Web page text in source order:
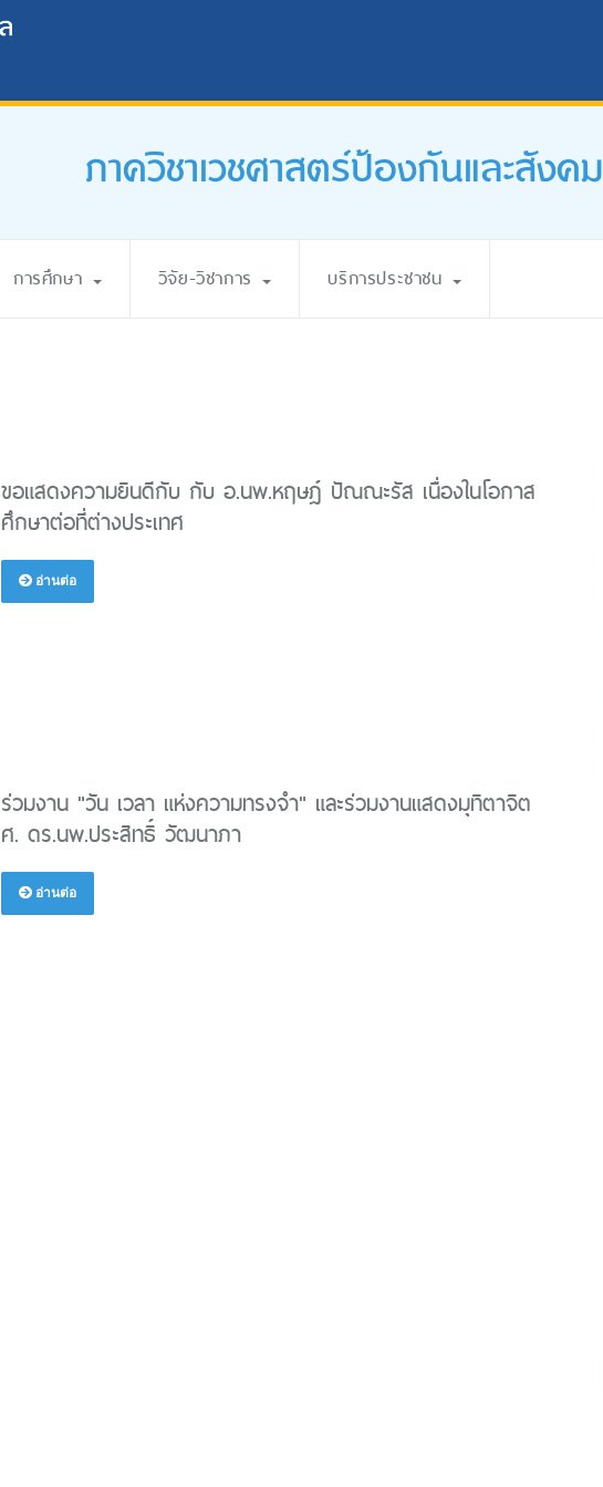
ภาควิชาเวชศาสตร์ป้องกันและสังคม
การศึกษา วิจัย-วิชาการ บริการประชาชน
ขอแสดงความยินดีกับ กับ อ.นพ.หฤษฎ์ ปัณณะรัส เนื่องในโอกาส
ศึกษาต่อที่ต่างประเทศ
อ่านต่อ
ร่วมงาน "วัน เวลา แห่งความทรงจำ" และร่วมงานแสดงมุทิตาจิต
ศ. ดร.นพ.ประสิทธิ์ วัฒนาภา
อ่านต่อ